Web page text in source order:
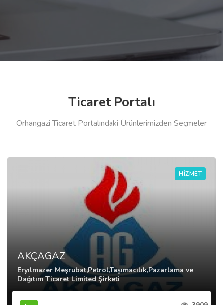
Ticaret Portalı
Orhangazi Ticaret Portalındaki Ürünlerimizden Seçmeler
HIZMET
AKÇAGAZ
Eryılmazer Meşrubat,Petrol,Taşımacılık,Pazarlama ve
Dağıtım Ticaret Limited Şirketi